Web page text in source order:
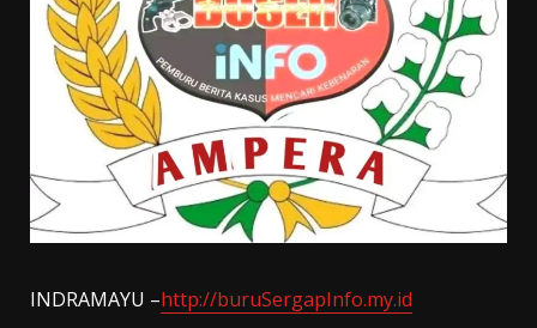
INDRAMAYU –http://buruSergapInfo.my.id